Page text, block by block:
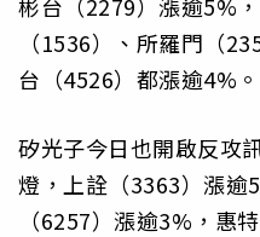
（1536）、所羅門（
台（4526）都漲逾4%。
矽光子今日也開啟反攻
燈，上詮（3363）漲逾
（6257）漲逾3%，惠